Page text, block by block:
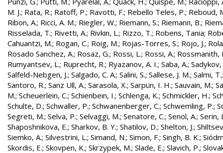
M. J.; Rata, R.; Ratoff, P.; Ravotti, F.; Rebello Teles, P.; Reboud,
Ribon, A.; Ricci, A. M.; Riegler, W.; Riemann, S.; Riemann, B.;
Risselada, T.; Rivetti, A.; Rivkin, L.; Rizzo, T.; Robens, Tania;
Cahuantzi, M.; Rogan, C.; Roig, M.; Rojas-Torres, S.; Rojo, J.;
Rosado Sanchez, A.; Rosaz, G.; Rossi, L.; Rossi, A.; Rossmanith,
Rumyantsev, L.; Ruprecht, R.; Ryazanov, A. I.; Saba, A.; Sadykov,
Salfeld-Nebgen, J.; Salgado, C. A.; Salini, S.; Sallese, J. M.; Salmi, T.
Santoro, R.; Sanz Ull, A.; Sarasola, X.; Sarpün, I. H.; Sauvain, M.;
M.; Scheuerlein, C.; Schienbein, I.; Schlenga, K.; Schmickler, H.;
Schulte, D.; Schwaller, P.; Schwanenberger, C.; Schwemling, P.;
Segreti, M.; Selva, P.; Selvaggi, M.; Senatore, C.; Senol, A.; Serin,
Shaposhnikova, E.; Sharkov, B. Y.; Shatilov, D.; Shelton, J.;
Siemko, A.; Silvestrini, L.; Simand, N.; Simon, F.; Singh, B. K.;
Skordis, E.; Skovpen, K.; Skrzypek, M.; Slade, E.; Slavich, P.;